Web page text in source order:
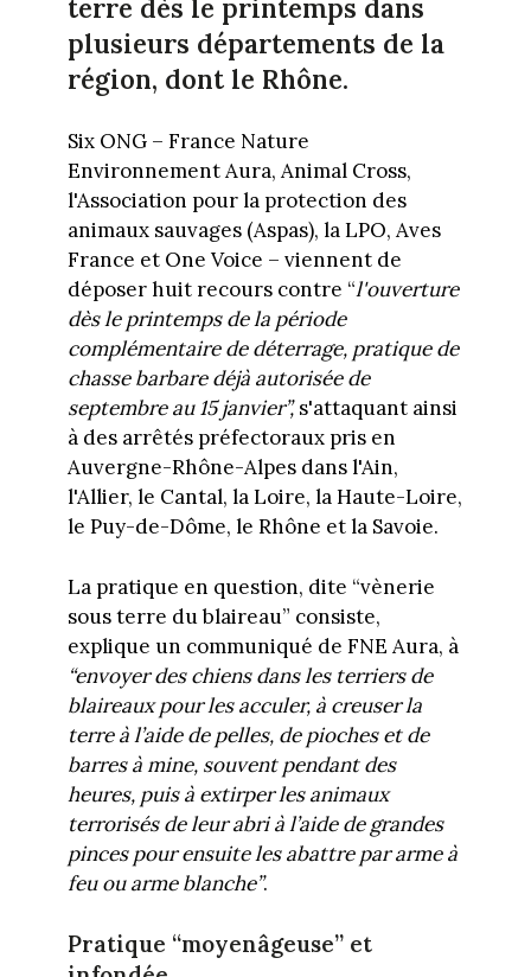
terre dès le printemps dans
plusieurs départements de la
région, dont le Rhône.
Six ONG – France Nature
Environnement Aura, Animal Cross,
l'Association pour la protection des
animaux sauvages (Aspas), la LPO, Aves
France et One Voice – viennent de
déposer huit recours contre “l'ouverture
dès le printemps de la période
complémentaire de déterrage, pratique de
chasse barbare déjà autorisée de
septembre au 15 janvier”,s'attaquant ainsi
à des arrêtés préfectoraux pris en
Auvergne-Rhône-Alpes dans l'Ain,
l'Allier, le Cantal, la Loire, la Haute-Loire,
le Puy-de-Dôme, le Rhône et la Savoie.
La pratique en question, dite “vènerie
sous terre du blaireau” consiste,
explique un communiqué de FNE Aura, à
“envoyer des chiens dans les terriers de
blaireaux pour les acculer, à creuser la
terre à l’aide de pelles, de pioches et de
barres à mine, souvent pendant des
heures, puis à extirper les animaux
terrorisés de leur abri à l’aide de grandes
pinces pour ensuite les abattre par arme à
feu ou arme blanche”.
Pratique “moyenâgeuse” et